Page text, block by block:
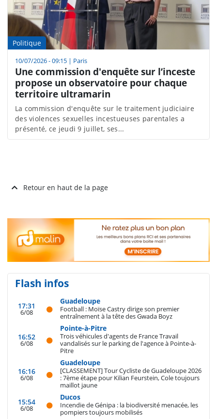
Politique
10/07/2026 - 09:15 | Paris
Une commission d'enquête sur l’inceste
propose un observatoire pour chaque
territoire ultramarin
La commission d'enquête sur le traitement judiciaire
des violences sexuelles incestueuses parentales a
présenté, ce jeudi 9 juillet, ses...
Retour en haut de la page
Flash infos
17:31
6/08
Guadeloupe
Football : Moïse Castry dirige son premier
entraînement à la tête des Gwada Boyz
16:52
6/08
Pointe-à-Pitre
Trois véhicules d'agents de France Travail
vandalisés sur le parking de l'agence à Pointe-à-
Pitre
16:16
6/08
Guadeloupe
[CLASSEMENT] Tour Cycliste de Guadeloupe 2026
: 7ème étape pour Kilian Feurstein, Cole toujours
maillot jaune
15:54
6/08
Ducos
Incendie de Génipa : la biodiversité menacée, les
pompiers toujours mobilisés